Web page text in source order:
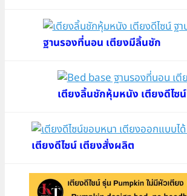
ฐานรองที่นอน เตียงมีลิ้นชัก
เตียงลิ้นชักหุ้มหนัง เตียงดีไซน์
เตียงดีไซน์ เตียงสั่งผลิต